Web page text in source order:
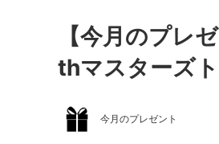
【今月のプレ
thマスターズ
今月のプレゼント